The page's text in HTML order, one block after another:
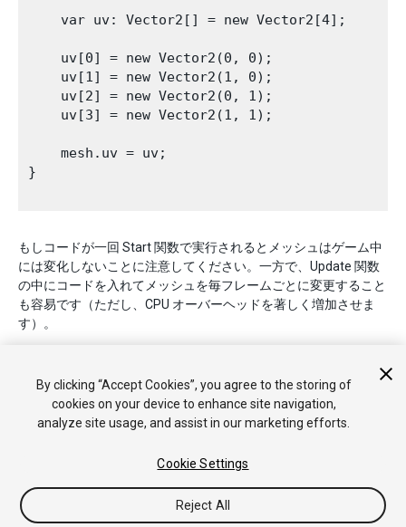
    var uv: Vector2[] = new Vector2[4];
    uv[0] = new Vector2(0, 0);
    uv[1] = new Vector2(1, 0);
    uv[2] = new Vector2(0, 1);
    uv[3] = new Vector2(1, 1);
    mesh.uv = uv;
}
もしコードが一回 Start 関数で実行されるとメッシュはゲーム中
には変化しないことに注意してください。一方で、Update 関数
の中にコードを入れてメッシュを毎フレームごとに変更すること
も容易です（ただし、CPU オーバーヘッドを著しく増加させま
す）。
Copyright © 2017 Unity Technologies. Publication 5.6
チュートリアル
Answers ナレッジベース フォーラム
アセッ
トストア
プライバシーポリシー
情報を販売または共有しない
By clicking “Accept Cookies”, you agree to the storing of
cookies on your device to enhance site navigation,
analyze site usage, and assist in our marketing efforts.
Cookie Settings
Reject All